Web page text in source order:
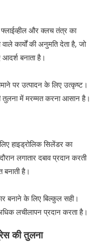
और क्लच तंत्र का
कार्यों की अनुमति देता है, जो
बनाता है।
पर उत्पादन के लिए उत्कृष्ट।
तुलना में मरम्मत करना आसान है।
हाइड्रोलिक सिलेंडर का
लगातार दबाव प्रदान करती
है।
बनाने के लिए बिल्कुल सही।
लचीलापन प्रदान करता है।
की तुलना